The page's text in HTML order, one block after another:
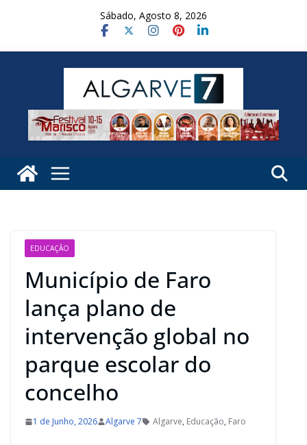
Sábado, Agosto 8, 2026
EDUCAÇÃO
Município de Faro
lança plano de
intervenção global no
parque escolar do
concelho
1 de Junho, 2026 Algarve 7 Algarve, Educação, Faro